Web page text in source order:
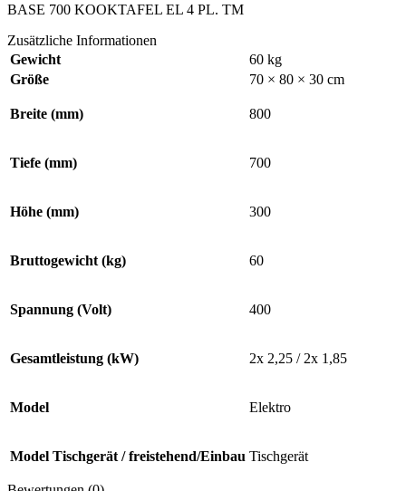
BASE 700 KOOKTAFEL EL 4 PL. TM
Zusätzliche Informationen
Gewicht
60 kg
Größe
70 × 80 × 30 cm
Breite (mm) 800
Tiefe (mm) 700
Höhe (mm) 300
Bruttogewicht (kg) 60
Spannung (Volt) 400
Gesamtleistung (kW) 2x 2,25 / 2x 1,85
Model Elektro
Model Tischgerät / freistehend/Einbau Tischgerät